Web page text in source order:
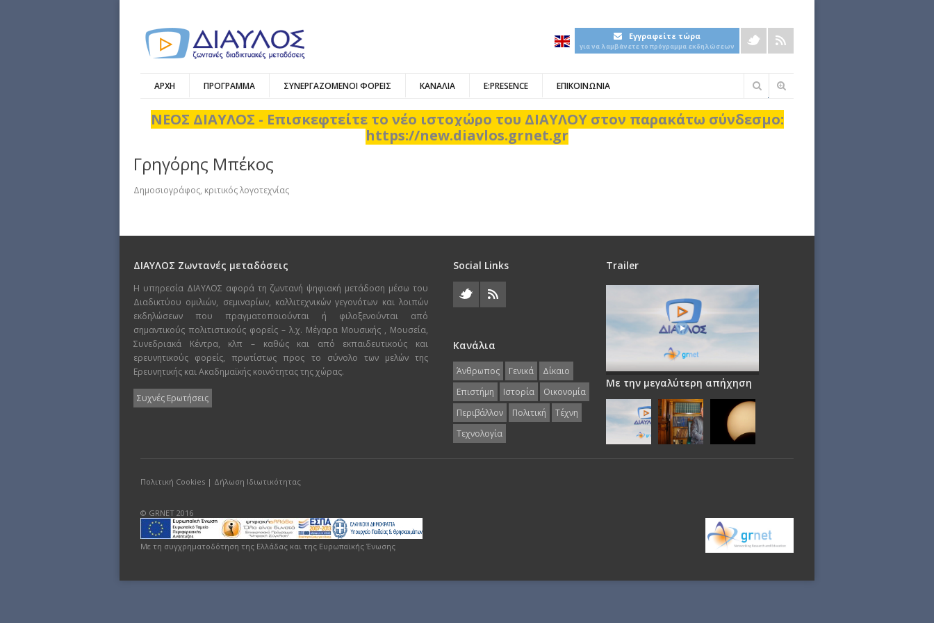
Εγγραφείτε τώρα
για να λαμβάνετε το πρόγραμμα εκδηλώσεων
ΑΡΧΗ ΠΡΟΓΡΑΜΜΑ ΣΥΝΕΡΓΑΖΟΜΕΝΟΙ ΦΟΡΕΙΣ ΚΑΝΑΛΙΑ E:PRESENCE ΕΠΙΚΟΙΝΩΝΙΑ
Φόρμα
αναζήτησης
ΝΕΟΣ ΔΙΑΥΛΟΣ - Επισκεφτείτε το νέο ιστοχώρο του ΔΙΑΥΛΟΥ στον παρακάτω σύνδεσμο:
https://new.diavlos.grnet.gr
Γρηγόρης Μπέκος
Δημοσιογράφος, κριτικός λογοτεχνίας
ΔΙΑΥΛΟΣ Ζωντανές μεταδόσεις
Η υπηρεσία ΔΙΑΥΛΟΣ αφορά τη ζωντανή ψηφιακή μετάδοση μέσω του
Διαδικτύου ομιλιών, σεμιναρίων, καλλιτεχνικών γεγονότων και λοιπών
εκδηλώσεων που πραγματοποιούνται ή φιλοξενούνται από
σημαντικούς πολιτιστικούς φορείς – λ.χ. Μέγαρα Μουσικής , Μουσεία,
Συνεδριακά Κέντρα, κλπ – καθώς και από εκπαιδευτικούς και
ερευνητικούς φορείς, πρωτίστως προς το σύνολο των μελών της
Ερευνητικής και Ακαδημαϊκής κοινότητας της χώρας.
Συχνές Ερωτήσεις
Social Links
Κανάλια
Άνθρωπος Γενικά
Δίκαιο
Επιστήμη
Ιστορία
Οικονομία
Περιβάλλον
Πολιτική
Τέχνη
Τεχνολογία
Trailer
Με την μεγαλύτερη απήχηση
Πολιτική Cookies | Δήλωση Ιδιωτικότητας
© GRNET 2016
Με τη συγχρηματοδότηση της Ελλάδας και της Ευρωπαϊκής Ένωσης